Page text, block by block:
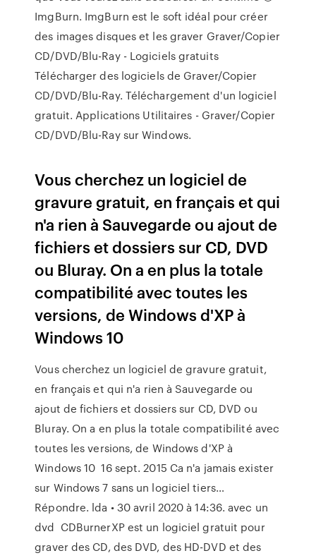
ImgBurn. ImgBurn est le soft idéal pour créer
des images disques et les graver Graver/Copier
CD/DVD/Blu-Ray - Logiciels gratuits
Télécharger des logiciels de Graver/Copier
CD/DVD/Blu-Ray. Téléchargement d'un logiciel
gratuit. Applications Utilitaires - Graver/Copier
CD/DVD/Blu-Ray sur Windows.
Vous cherchez un logiciel de
gravure gratuit, en français et qui
n'a rien à Sauvegarde ou ajout de
fichiers et dossiers sur CD, DVD
ou Bluray. On a en plus la totale
compatibilité avec toutes les
versions, de Windows d'XP à
Windows 10
Vous cherchez un logiciel de gravure gratuit,
en français et qui n'a rien à Sauvegarde ou
ajout de fichiers et dossiers sur CD, DVD ou
Bluray. On a en plus la totale compatibilité avec
toutes les versions, de Windows d'XP à
Windows 10 16 sept. 2015 Ca n'a jamais exister
sur Windows 7 sans un logiciel tiers…
Répondre. lda • 30 avril 2020 à 14:36. avec un
dvd CDBurnerXP est un logiciel gratuit pour
graver des CD, des DVD, des HD-DVD et des